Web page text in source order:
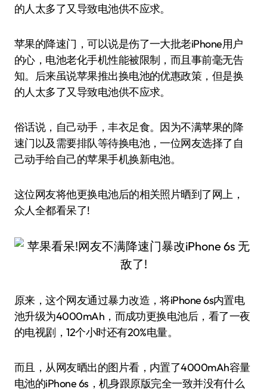
的人太多了又导致电池供不应求。
苹果的降速门，可以说是伤了一大批老iPhone用户
的心，电池老化手机性能被限制，而且事前毫无告
知。后来虽说苹果推出换电池的优惠政策，但是换
的人太多了又导致电池供不应求。
俗话说，自己动手，丰衣足食。因为不满苹果的降
速门以及需要排队等待换电池，一位网友选择了自
己动手给自己的苹果手机换新电池。
这位网友将他更换电池后的相关照片晒到了网上，
众人全都看呆了!
原来，这个网友通过暴力改造，将iPhone 6s内置电
池升级为4000mAh，而成功更换电池后，看了一夜
的电视剧，12个小时还有20%电量。
而且，从网友晒出的图片看，内置了4000mAh容量
电池的iPhone 6s，机身跟原版完全一致并没有什么